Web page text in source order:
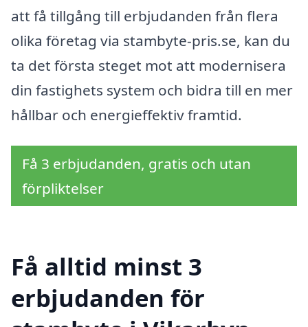
att få tillgång till erbjudanden från flera
olika företag via stambyte-pris.se, kan du
ta det första steget mot att modernisera
din fastighets system och bidra till en mer
hållbar och energieffektiv framtid.
Få 3 erbjudanden, gratis och utan
förpliktelser
Få alltid minst 3
erbjudanden för